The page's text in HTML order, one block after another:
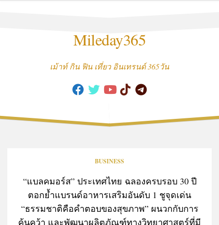
Mileday365
เม้าท์ กิน ฟิน เที่ยว อินเทรนด์ 365วัน
BUSINESS
“แบลคมอร์ส” ประเทศไทย ฉลองครบรอบ 30 ปี
ตอกย้ำแบรนด์อาหารเสริมอันดับ 1 ชูจุดเด่น
“ธรรมชาติคือคำตอบของสุขภาพ” ผนวกกับการ
ค้นคว้า และพัฒนาผลิตภัณฑ์ทางวิทยาศาสตร์ที่มี